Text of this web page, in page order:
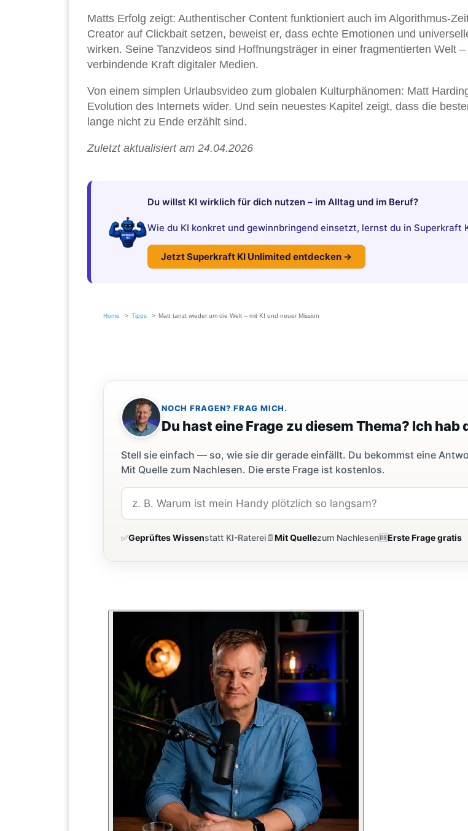
Matts Erfolg zeigt: Authentischer Content funktioniert auch im Algorithmus-
Creator auf Clickbait setzen, beweist er, dass echte Emotionen und
wirken. Seine Tanzvideos sind Hoffnungsträger in einer fragmentierten Welt
verbindende Kraft digitaler Medien.
Von einem simplen Urlaubsvideo zum globalen Kulturphänomen: Matt
Evolution des Internets wider. Und sein neuestes Kapitel zeigt, dass die
lange nicht zu Ende erzählt sind.
Zuletzt aktualisiert am 24.04.2026
Du willst KI wirklich für dich nutzen – im Alltag und im Beruf?
Wie du KI konkret und gewinnbringend einsetzt, lernst du in Superkraft
Jetzt Superkraft KI Unlimited entdecken →
Home Tipps Matt tanzt wieder um die Welt – mit KI und neuer Mission
NOCH FRAGEN? FRAG MICH.
Du hast eine Frage zu diesem Thema? Ich
Stell sie einfach — so, wie sie dir gerade einfällt. Du bekommst eine
Mit Quelle zum Nachlesen. Die erste Frage ist kostenlos.
✅Geprüftes Wissenstatt KI-Raterei📄Mit Quellezum Nachlesen🆓Erste Frage gratis